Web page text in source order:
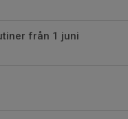
från 1 juni